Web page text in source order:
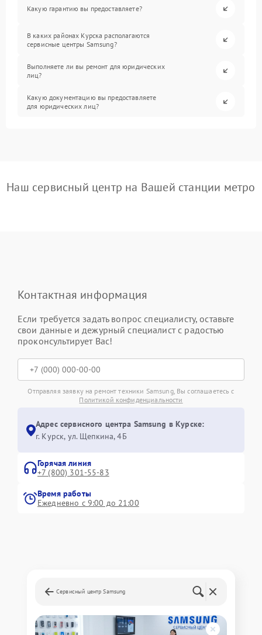
Какую гарантию вы предоставляете?
В каких районах Курска располагаются
сервисные центры Samsung?
Выполняете ли вы ремонт для юридических
лиц?
Какую документацию вы предоставляете
для юридических лиц?
Наш сервисный центр на Вашей станции метро
Контактная информация
Если требуется задать вопрос специалисту, оставьте
свои данные и дежурный специалист с радостью
проконсультирует Вас!
Отправляя заявку на ремонт техники Samsung, Вы соглашаетесь с
Политикой конфиденциальности
Адрес сервисного центра Samsung в Курске:
г. Курск, ул. Щепкина, 4Б
Горячая линия
+7 (800) 301-55-83
Время работы
Ежедневно с 9:00 до 21:00
Сервисный центр Samsung